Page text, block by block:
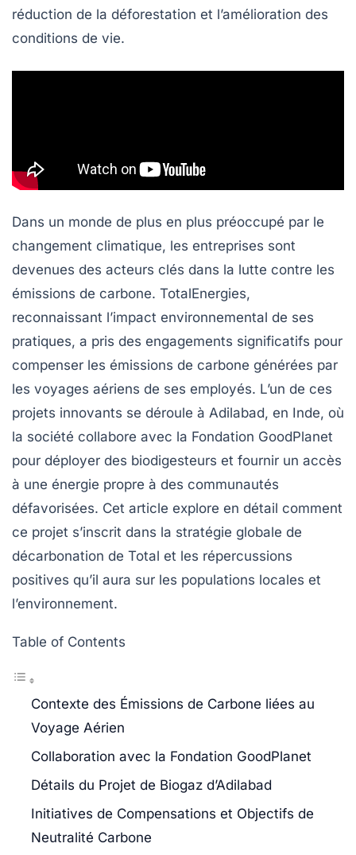
réduction de la déforestation et l’amélioration des
conditions de vie.
Dans un monde de plus en plus préoccupé par le
changement climatique, les entreprises sont
devenues des acteurs clés dans la lutte contre les
émissions de carbone. TotalEnergies,
reconnaissant l’impact environnemental de ses
pratiques, a pris des engagements significatifs pour
compenser les émissions de carbone générées par
les voyages aériens de ses employés. L’un de ces
projets innovants se déroule à Adilabad, en Inde, où
la société collabore avec la Fondation GoodPlanet
pour déployer des biodigesteurs et fournir un accès
à une énergie propre à des communautés
défavorisées. Cet article explore en détail comment
ce projet s’inscrit dans la stratégie globale de
décarbonation de Total et les répercussions
positives qu’il aura sur les populations locales et
l’environnement.
Table of Contents
Contexte des Émissions de Carbone liées au
Voyage Aérien
Collaboration avec la Fondation GoodPlanet
Détails du Projet de Biogaz d’Adilabad
Initiatives de Compensations et Objectifs de
Neutralité Carbone